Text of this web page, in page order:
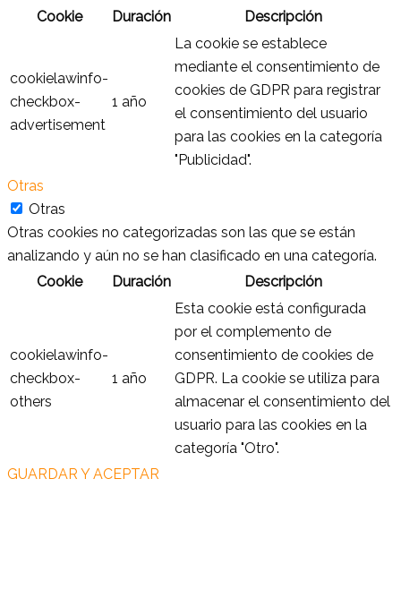
Cookie
Duración Descripción
cookielawinfo-
checkbox-
advertisement
1 año
La cookie se establece
mediante el consentimiento de
cookies de GDPR para registrar
el consentimiento del usuario
para las cookies en la categoría
"Publicidad".
Otras
Otras
Otras cookies no categorizadas son las que se están
analizando y aún no se han clasificado en una categoría.
Cookie
Duración Descripción
cookielawinfo-
checkbox-
others
1 año
Esta cookie está configurada
por el complemento de
consentimiento de cookies de
GDPR. La cookie se utiliza para
almacenar el consentimiento del
usuario para las cookies en la
categoría "Otro".
GUARDAR Y ACEPTAR